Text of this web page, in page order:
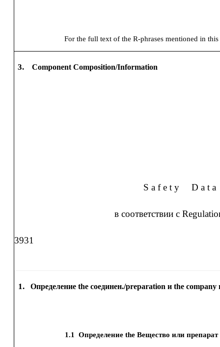
For the full text of the R-phrases mentioned in this
3. Component Composition/Information
S a f e t y D a t a
в соответствии с
3931
1. Определение the соединен./preparation и the
1.1 Определение the Вещество или препарат